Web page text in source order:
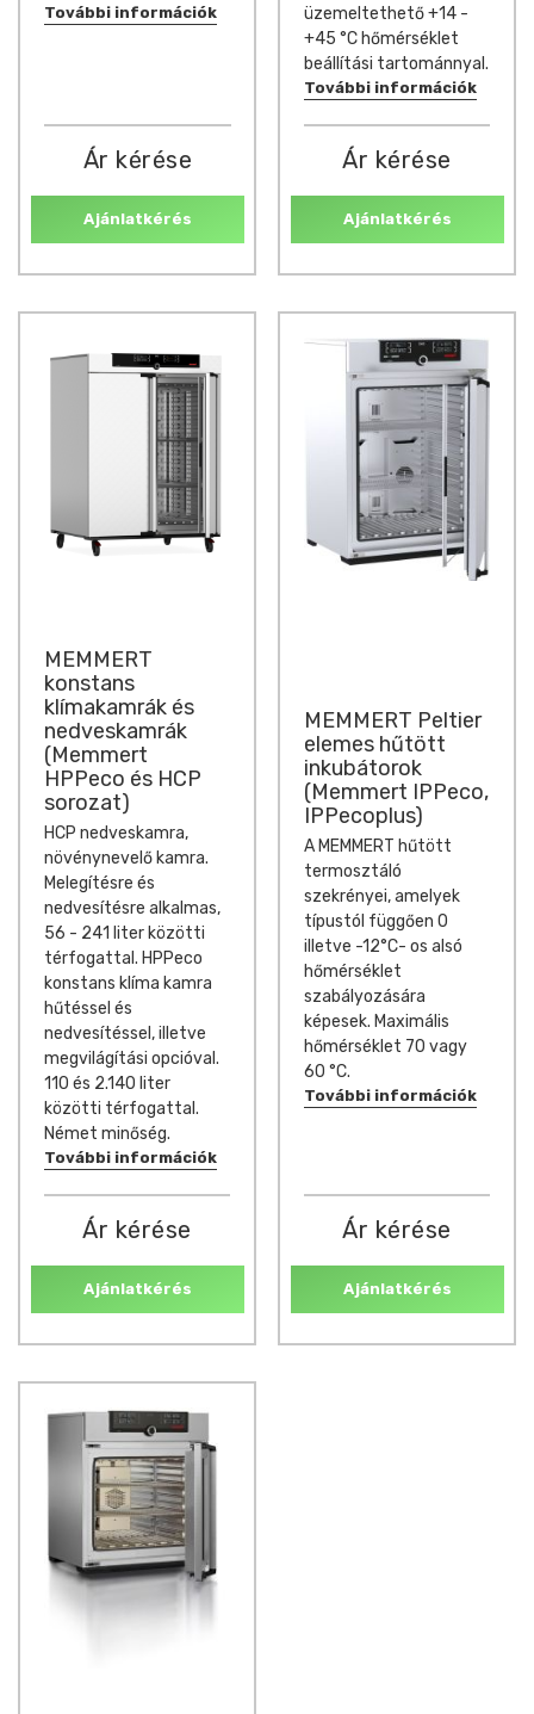
További információk
Ár kérése
Ajánlatkérés
üzemeltethető +14 -
+45 °C hőmérséklet
beállítási tartománnyal.
További információk
Ár kérése
Ajánlatkérés
MEMMERT
konstans
klímakamrák és
nedveskamrák
(Memmert
HPPeco és HCP
sorozat)
HCP nedveskamra,
növénynevelő kamra.
Melegítésre és
nedvesítésre alkalmas,
56 - 241 liter közötti
térfogattal. HPPeco
konstans klíma kamra
hűtéssel és
nedvesítéssel, illetve
megvilágítási opcióval.
110 és 2.140 liter
közötti térfogattal.
Német minőség.
További információk
Ár kérése
Ajánlatkérés
MEMMERT Peltier
elemes hűtött
inkubátorok
(Memmert IPPeco,
IPPecoplus)
A MEMMERT hűtött
termosztáló
szekrényei, amelyek
típustól függően 0
illetve -12°C- os alsó
hőmérséklet
szabályozására
képesek. Maximális
hőmérséklet 70 vagy
60 °C.
További információk
Ár kérése
Ajánlatkérés